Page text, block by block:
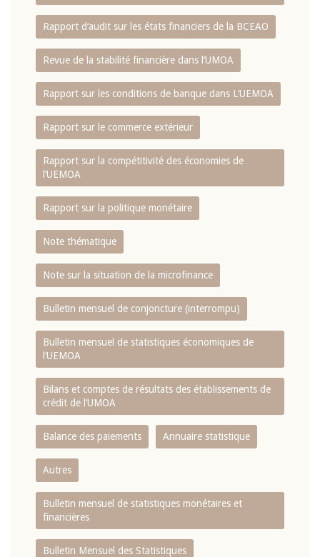
Rapport d‘audit sur les états financiers de la BCEAO
Revue de la stabilité financière dans l‘UMOA
Rapport sur les conditions de banque dans L‘UEMOA
Rapport sur le commerce extérieur
Rapport sur la compétitivité des économies de
l‘UEMOA
Rapport sur la politique monétaire
Note thématique
Note sur la situation de la microfinance
Bulletin mensuel de conjoncture (interrompu)
Bulletin mensuel de statistiques économiques de
l‘UEMOA
Bilans et comptes de résultats des établissements de
crédit de l‘UMOA
Balance des paiements Annuaire statistique
Autres
Bulletin mensuel de statistiques monétaires et
financières
Bulletin Mensuel des Statistiques